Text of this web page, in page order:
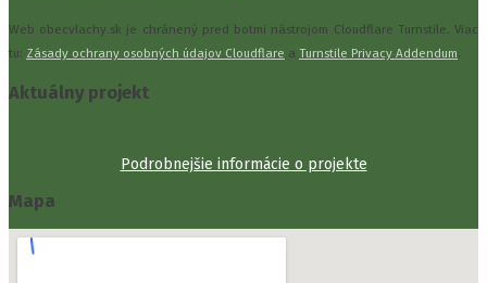
Web obecvlachy.sk je chránený pred botmi nástrojom Cloudflare Turnstile. Viac
tu: Zásady ochrany osobných údajov Cloudflare a Turnstile Privacy Addendum.
Aktuálny projekt
Podrobnejšie informácie o projekte
Mapa